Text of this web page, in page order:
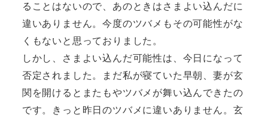
ることはないので、あのときはさまよい込んだに
違いありません。今度のツバメもその可能性がな
くもないと思っておりました。
しかし、さまよい込んだ可能性は、今日になって
否定されました。まだ私が寝ていた早朝、妻が玄
関を開けるとまたもやツバメが舞い込んできたの
です。きっと昨日のツバメに違いありません。玄